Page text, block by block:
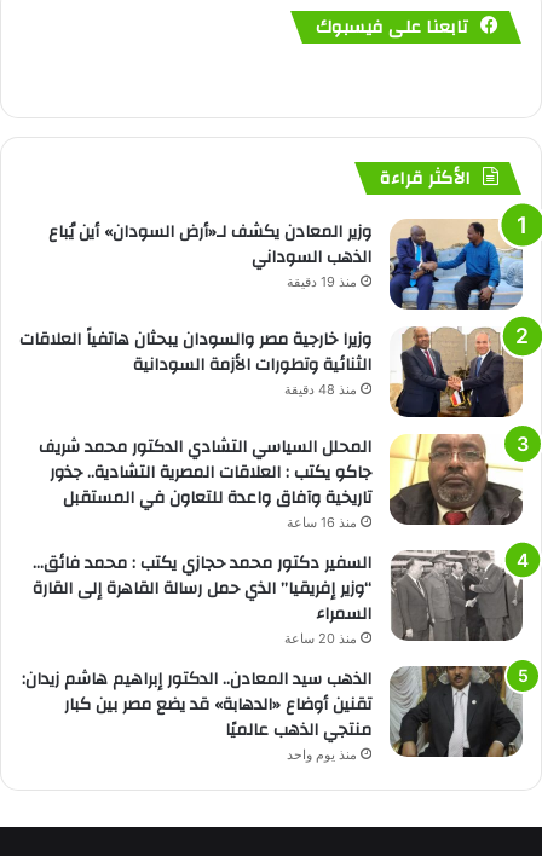
تابعنا على فيسبوك
الأكثر قراءة
وزير المعادن يكشف لـ«أرض السودان» أين يُباع
الذهب السوداني
منذ 19 دقيقة
وزيرا خارجية مصر والسودان يبحثان هاتفياً العلاقات
الثنائية وتطورات الأزمة السودانية
منذ 48 دقيقة
المحلل السياسي التشادي الدكتور محمد شريف
جاكو يكتب : العلاقات المصرية التشادية.. جذور
تاريخية وآفاق واعدة للتعاون في المستقبل
منذ 16 ساعة
السفير دكتور محمد حجازي يكتب : محمد فائق…
“وزير إفريقيا” الذي حمل رسالة القاهرة إلى القارة
السمراء
منذ 20 ساعة
الذهب سيد المعادن.. الدكتور إبراهيم هاشم زيدان:
تقنين أوضاع «الدهابة» قد يضع مصر بين كبار
منتجي الذهب عالميًا
منذ يوم واحد